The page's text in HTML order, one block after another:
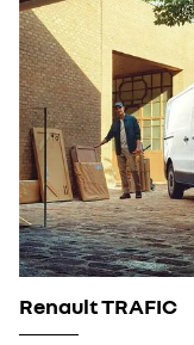
Renault TRAFIC